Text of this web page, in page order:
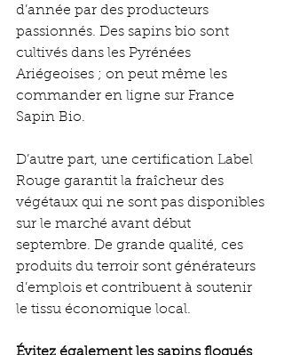
d’année par des producteurs
passionnés. Des sapins bio sont
cultivés dans les Pyrénées
Ariégeoises ; on peut même les
commander en ligne sur France
Sapin Bio.
D’autre part, une certification Label
Rouge garantit la fraîcheur des
végétaux qui ne sont pas disponibles
sur le marché avant début
septembre. De grande qualité, ces
produits du terroir sont générateurs
d’emplois et contribuent à soutenir
le tissu économique local.